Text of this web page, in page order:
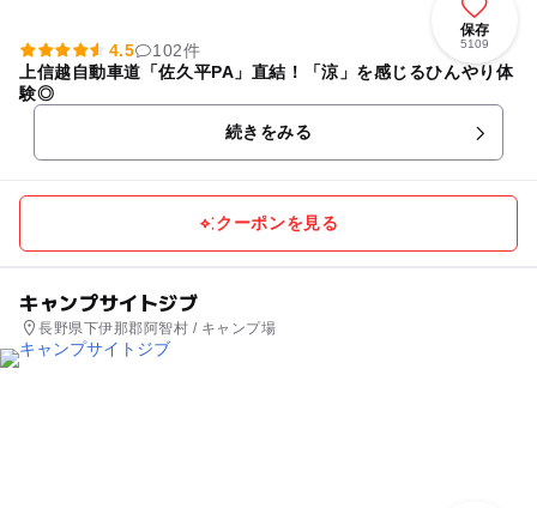
保存
5109
4.5
102件
上信越自動車道「佐久平PA」直結！「涼」を感じるひんやり体
験◎
続きをみる
クーポンを見る
キャンプサイトジブ
長野県下伊那郡阿智村 / キャンプ場